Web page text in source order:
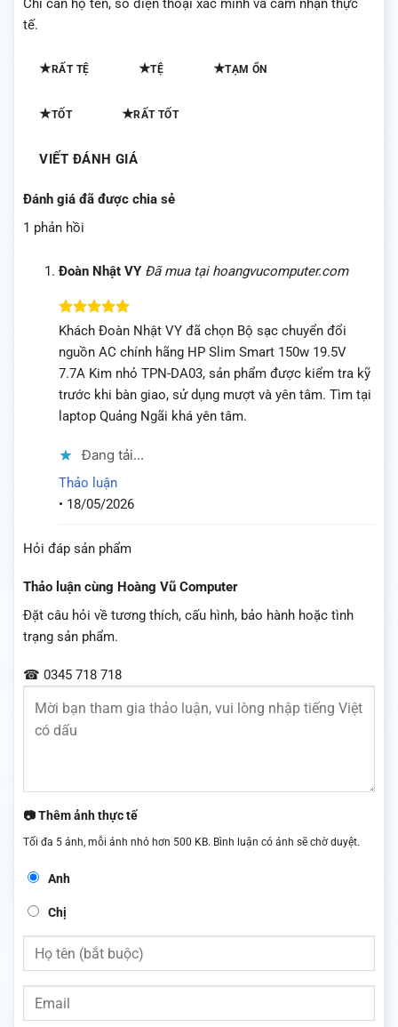
Chỉ cần họ tên, số điện thoại xác minh và cảm nhận thực
tế.
★RẤT TỆ ★TỆ ★TẠM ỔN
★TỐT ★RẤT TỐT
VIẾT ĐÁNH GIÁ
Đánh giá đã được chia sẻ
1 phản hồi
Đoàn Nhật VY Đã mua tại hoangvucomputer.com
Được xếp
sao
Khách Đoàn Nhật VY đã chọn Bộ sạc chuyển đổi
nguồn AC chính hãng HP Slim Smart 150w 19.5V
7.7A Kim nhỏ TPN-DA03, sản phẩm được kiểm tra kỹ
trước khi bàn giao, sử dụng mượt và yên tâm. Tìm tại
laptop Quảng Ngãi khá yên tâm.
Đang tải...
Thảo luận
• 18/05/2026
Hỏi đáp sản phẩm
Thảo luận cùng Hoàng Vũ Computer
Đặt câu hỏi về tương thích, cấu hình, bảo hành hoặc tình
trạng sản phẩm.
☎ 0345 718 718
📷 Thêm ảnh thực tế
Tối đa 5 ảnh, mỗi ảnh nhỏ hơn 500 KB. Bình luận có ảnh sẽ chờ duyệt.
Anh
Chị